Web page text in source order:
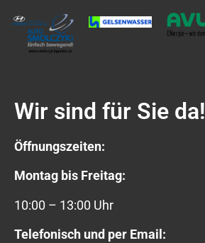
Wir sind für Sie da!
Öffnungszeiten:
Montag bis Freitag:
10:00 – 13:00 Uhr
Telefonisch und per Email: